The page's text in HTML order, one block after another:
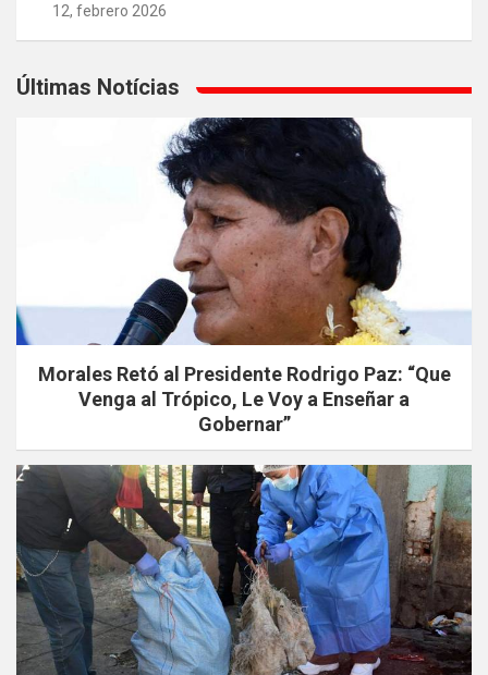
12, febrero 2026
Últimas Notícias
Morales Retó al Presidente Rodrigo Paz: “Que
Venga al Trópico, Le Voy a Enseñar a
Gobernar”